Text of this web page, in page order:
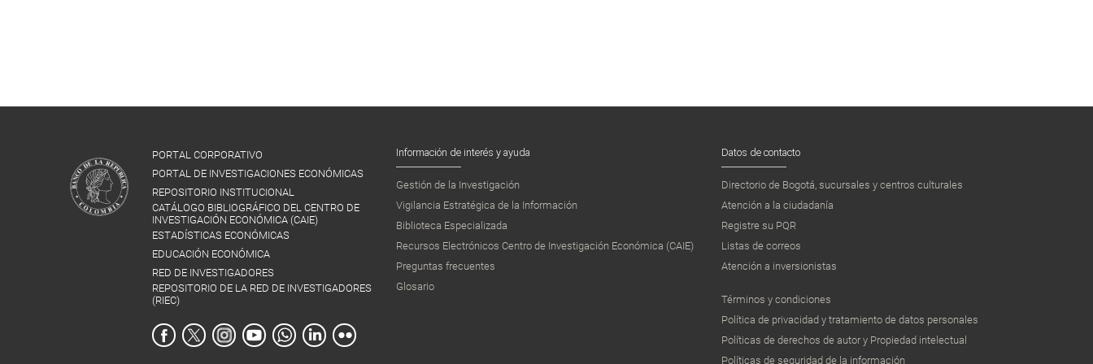
PORTAL CORPORATIVO
PORTAL DE INVESTIGACIONES ECONÓMICAS
REPOSITORIO INSTITUCIONAL
CATÁLOGO BIBLIOGRÁFICO DEL CENTRO DE
INVESTIGACIÓN ECONÓMICA (CAIE)
ESTADÍSTICAS ECONÓMICAS
EDUCACIÓN ECONÓMICA
RED DE INVESTIGADORES
REPOSITORIO DE LA RED DE INVESTIGADORES
(RIEC)
Información de interés y ayuda
Gestión de la Investigación
Vigilancia Estratégica de la Información
Biblioteca Especializada
Recursos Electrónicos Centro de Investigación Económica (CAIE)
Preguntas frecuentes
Glosario
Datos de contacto
Directorio de Bogotá, sucursales y centros culturales
Atención a la ciudadanía
Registre su PQR
Listas de correos
Atención a inversionistas
Términos y condiciones
Política de privacidad y tratamiento de datos personales
Políticas de derechos de autor y Propiedad intelectual
Políticas de seguridad de la información